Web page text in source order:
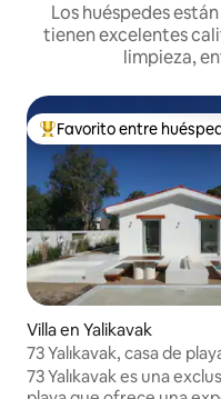
Los huéspedes
tienen excelentes
limpieza,
De los mejores en
Favorito entre
Villa en Yalikavak
73 Yalıkavak, casa de
vista al atardecer
73 Yalıkavak es una